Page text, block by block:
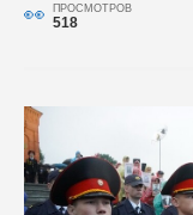
ПРОСМОТРОВ
518